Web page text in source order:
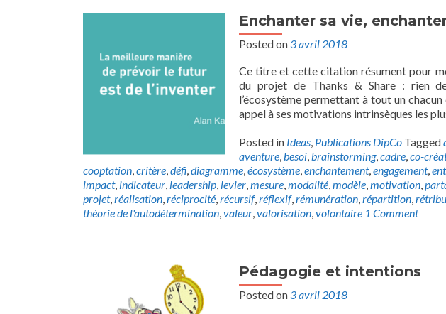
Enchanter sa vie,
Posted on 3 avril 2018
Ce titre et cette citation résument pour
du projet de Thanks & Share : rien
l’écosystème permettant à tout un
appel à ses motivations intrinsèques les
Posted in Ideas, Publications DipCo Tagged
aventure,besoi,brainstorming,cadre,co-
cooptation,critère,défi,diagramme,écosystème,enchantement,engagement,
impact, indicateur, leadership, levier,mesure,modalité,modèle,motivation,
projet,réalisation,réciprocité,récursif,réflexif,rémunération,répartition,
théorie de l'autodétermination,valeur,valorisation,volontaire 1 Comment
Pédagogie et intentions
Posted on 3 avril 2018